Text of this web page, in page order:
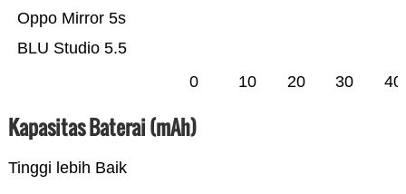
BLU Studio 5.5
Oppo Mirror 5s
0 10 20 30 40
Kapasitas Baterai (mAh)
Tinggi lebih Baik